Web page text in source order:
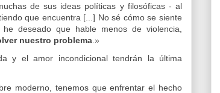
de sus ideas políticas y filosóficas - al
que encuentra [...] No sé cómo se siente
deseado que hable menos de violencia,
nuestro problema .»
y el amor incondicional tendrán la última
moderno, tenemos que enfrentar el hecho